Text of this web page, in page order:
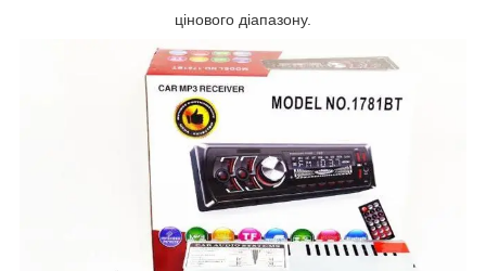
цінового діапазону.